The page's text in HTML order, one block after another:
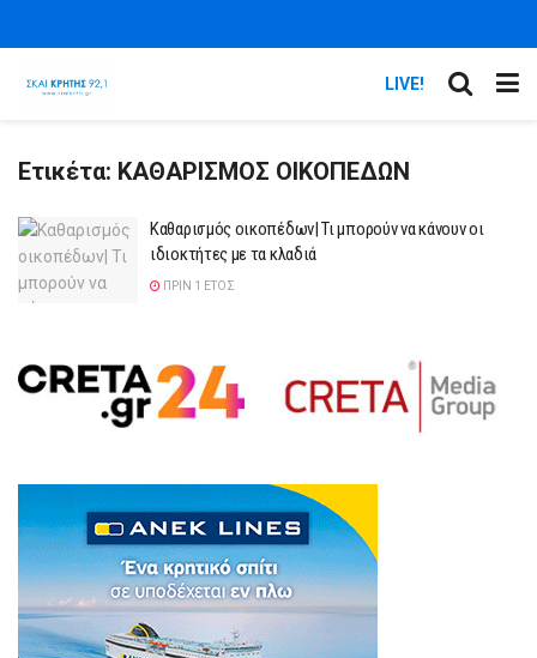
LIVE!
Ετικέτα: ΚΑΘΑΡΙΣΜΟΣ ΟΙΚΟΠΕΔΩΝ
Καθαρισμός οικοπέδων| Τι μπορούν να κάνουν οι
ιδιοκτήτες με τα κλαδιά
ΠΡΙΝ 1 ΈΤΟΣ